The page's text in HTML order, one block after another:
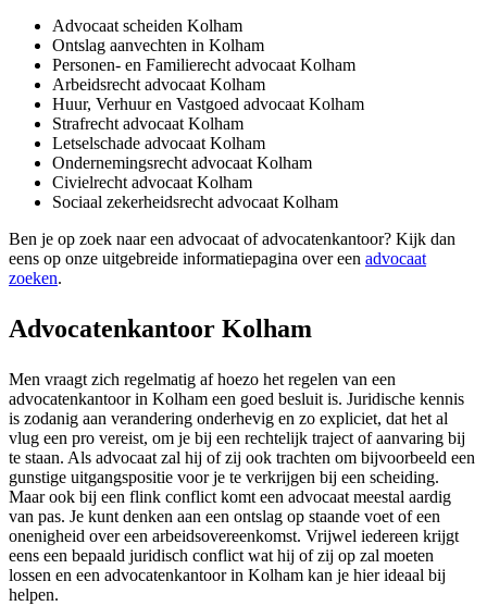
Advocaat scheiden Kolham
Ontslag aanvechten in Kolham
Personen- en Familierecht advocaat Kolham
Arbeidsrecht advocaat Kolham
Huur, Verhuur en Vastgoed advocaat Kolham
Strafrecht advocaat Kolham
Letselschade advocaat Kolham
Ondernemingsrecht advocaat Kolham
Civielrecht advocaat Kolham
Sociaal zekerheidsrecht advocaat Kolham
Ben je op zoek naar een advocaat of advocatenkantoor? Kijk dan
eens op onze uitgebreide informatiepagina over een advocaat
zoeken.
Advocatenkantoor Kolham
Men vraagt zich regelmatig af hoezo het regelen van een
advocatenkantoor in Kolham een goed besluit is. Juridische kennis
is zodanig aan verandering onderhevig en zo expliciet, dat het al
vlug een pro vereist, om je bij een rechtelijk traject of aanvaring bij
te staan. Als advocaat zal hij of zij ook trachten om bijvoorbeeld een
gunstige uitgangspositie voor je te verkrijgen bij een scheiding.
Maar ook bij een flink conflict komt een advocaat meestal aardig
van pas. Je kunt denken aan een ontslag op staande voet of een
onenigheid over een arbeidsovereenkomst. Vrijwel iedereen krijgt
eens een bepaald juridisch conflict wat hij of zij op zal moeten
lossen en een advocatenkantoor in Kolham kan je hier ideaal bij
helpen.